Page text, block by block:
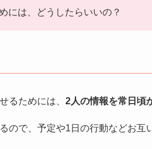
には、どうしたらいいの？
るためには、 2人の情報を常日頃
ので、予定や1日の行動などお互